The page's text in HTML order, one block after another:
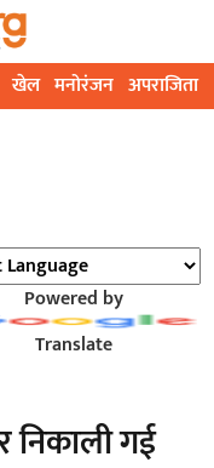
खेल मनोरंजन अपराजिता
Powered by
Translate
निकाली गई